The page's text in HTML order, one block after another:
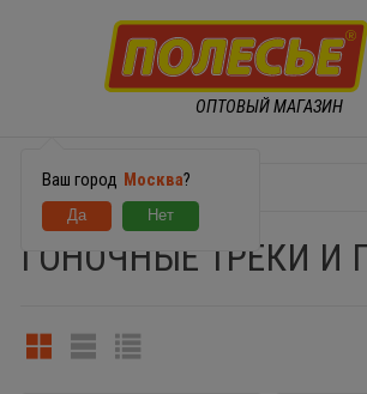
ОПТОВЫЙ МАГАЗИН
Ваш город Москва?
ГОНОЧНЫЕ ТРЕКИ И